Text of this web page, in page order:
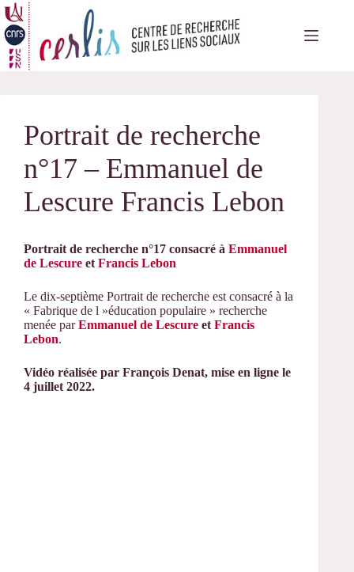
Passer
au
contenu
Portrait de recherche
n°17 – Emmanuel de
Lescure Francis Lebon
Portrait de recherche n°17 consacré à Emmanuel
de Lescure et Francis Lebon
Le dix-septième Portrait de recherche est consacré à la
« Fabrique de l »éducation populaire » recherche
menée parEmmanuel de Lescure et Francis
Lebon.
Vidéo réalisée par François Denat, mise en ligne le
4 juillet 2022.